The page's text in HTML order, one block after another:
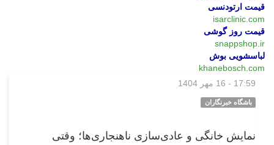
قیمت ارتودنسی
isarclinic.com
قیمت روز گوشی
snappshop.ir
لباسشویی بوش
khanebosch.com
17:59 - 16 مهر 1404
باشگاه خبرنگاران
نمایش خانگی و عادی‌سازی ناهنجاری‌ها؛ وقتی